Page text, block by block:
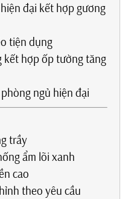
đại kết hợp gương
tiện dụng
kết hợp ốp tường tăng
ngủ hiện đại
trầy
ẩm lõi xanh
cao
theo yêu cầu